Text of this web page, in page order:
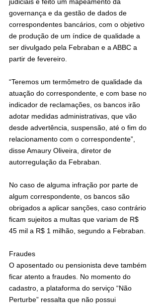
judiciais e feito um mapeamento da
governança e da gestão de dados de
correspondentes bancários, com o objetivo
de produção de um índice de qualidade a
ser divulgado pela Febraban e a ABBC a
partir de fevereiro.
“Teremos um termômetro de qualidade da
atuação do correspondente, e com base no
indicador de reclamações, os bancos irão
adotar medidas administrativas, que vão
desde advertência, suspensão, até o fim do
relacionamento com o correspondente”,
disse Amaury Oliveira, diretor de
autorregulação da Febraban.
No caso de alguma infração por parte de
algum correspondente, os bancos são
obrigados a aplicar sanções, caso contrário
ficam sujeitos a multas que variam de R$
45 mil a R$ 1 milhão, segundo a Febraban.
Fraudes
O aposentado ou pensionista deve também
ficar atento a fraudes. No momento do
cadastro, a plataforma do serviço “Não
Perturbe” ressalta que não possui